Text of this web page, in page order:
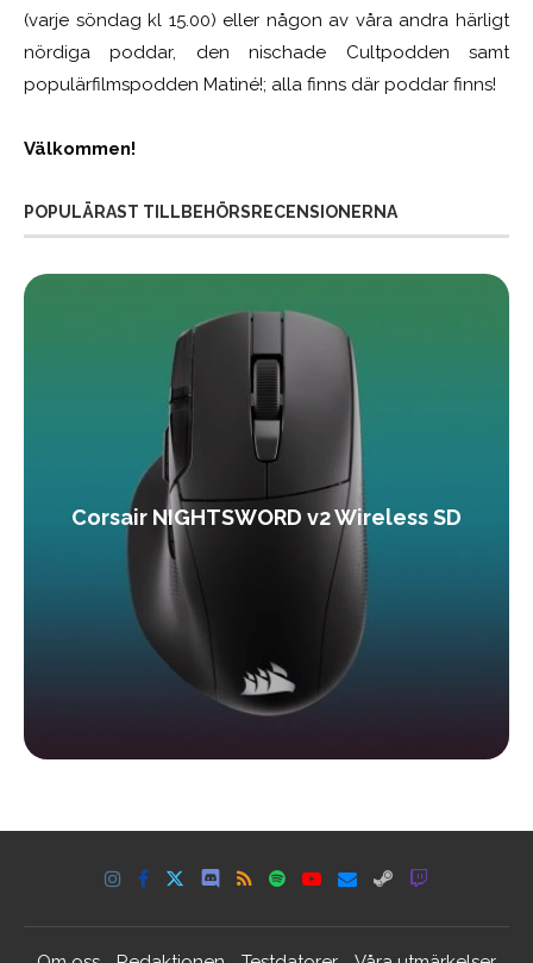
(varje söndag kl 15.00) eller någon av våra andra härligt
nördiga poddar, den nischade Cultpodden samt
populärfilmspodden Matiné!; alla finns där poddar finns!
Välkommen!
POPULÄRAST TILLBEHÖRSRECENSIONERNA
Corsair NIGHTSWORD v2 Wireless SD